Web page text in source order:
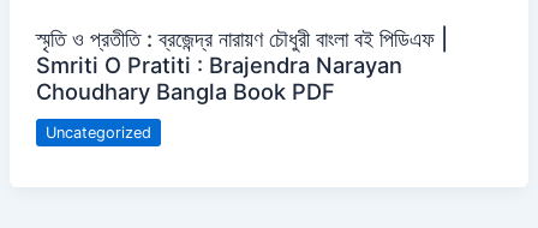
স্মৃতি ও প্রতীতি : ব্রজেন্দ্র নারায়ণ চৌধুরী বাংলা বই পিডিএফ |
Smriti O Pratiti : Brajendra Narayan
Choudhary Bangla Book PDF
Uncategorized